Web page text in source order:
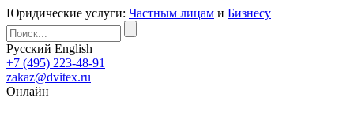
Юридические услуги: Частным лицам и Бизнесу
Русский English
+7 (495) 223-48-91
zakaz@dvitex.ru
Онлайн